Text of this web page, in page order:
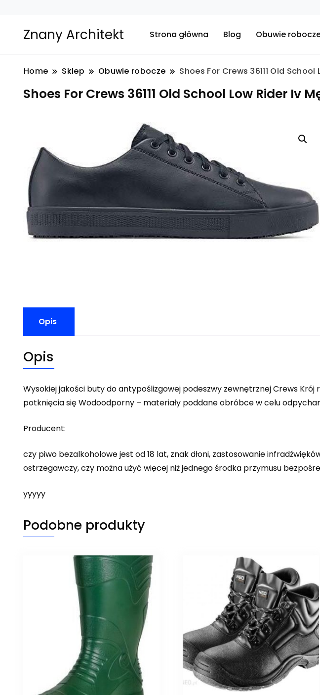
Znany Architekt Strona główna Blog Obuwie
Home Sklep Obuwie robocze Shoes For Crews 36111 Old
Shoes For Crews 36111 Old School Low Rider Iv
Opis
Opis
Wysokiej jakości buty do antypoślizgowej podeszwy zewnętrznej Crews
potknięcia się Wodoodporny – materiały poddane obróbce w celu
Producent:
czy piwo bezalkoholowe jest od 18 lat, znak dłoni, zastosowanie
ostrzegawczy, czy można użyć więcej niż jednego środka przymusu
yyyyy
Podobne produkty